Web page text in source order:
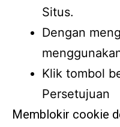
Situs.
Dengan
Klik tombol
Persetujuan
Memblokir cookie